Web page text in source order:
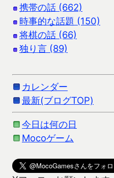
携帯の話 (662)
時事的な話題 (150)
将棋の話 (66)
独り言 (89)
カレンダー
最新(ブログTOP)
今日は何の日
Mocoゲーム